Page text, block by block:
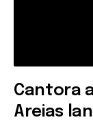
Cantora
Areias